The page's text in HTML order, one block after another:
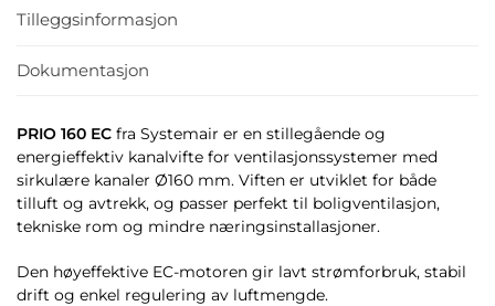
Tilleggsinformasjon
Dokumentasjon
PRIO 160 EC fra Systemair er en stillegående og
energieffektiv kanalvifte for ventilasjonssystemer med
sirkulære kanaler Ø160 mm. Viften er utviklet for både
tilluft og avtrekk, og passer perfekt til boligventilasjon,
tekniske rom og mindre næringsinstallasjoner.
Den høyeffektive EC-motoren gir lavt strømforbruk, stabil
drift og enkel regulering av luftmengde.